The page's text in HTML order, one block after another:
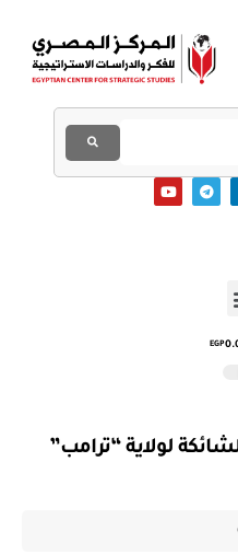
EGP
لولاية “ترامب”